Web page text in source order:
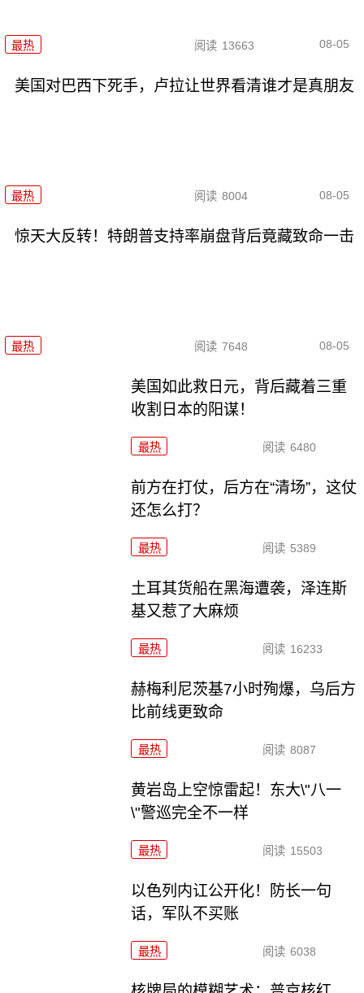
最热 阅读 13663 08-05
美国对巴西下死手，卢拉让世界看清谁才是真朋友
最热 阅读 8004 08-05
惊天大反转！特朗普支持率崩盘背后竟藏致命一击
最热 阅读 7648 08-05
美国如此救日元，背后藏着三重
收割日本的阳谋！
最热 阅读 6480
前方在打仗，后方在“清场”，这仗
还怎么打？
最热 阅读 5389
土耳其货船在黑海遭袭，泽连斯
基又惹了大麻烦
最热 阅读 16233
赫梅利尼茨基7小时殉爆，乌后方
比前线更致命
最热 阅读 8087
黄岩岛上空惊雷起！东大\"八一
\"警巡完全不一样
最热 阅读 15503
以色列内讧公开化！防长一句
话，军队不买账
最热 阅读 6038